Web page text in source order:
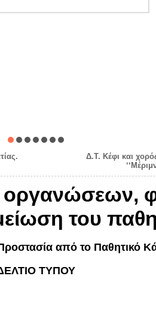
Δ.Τ. Κέφι και
οργανώσεων,
του
από το Παθητικό
ΤΥΠΟΥ